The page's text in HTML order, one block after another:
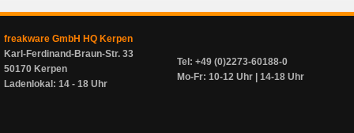
freakware GmbH HQ Kerpen
Karl-Ferdinand-Braun-Str. 33
50170 Kerpen
Ladenlokal: 14 - 18 Uhr
Tel: +49 (0)2273-60188-0
Mo-Fr: 10-12 Uhr | 14-18 Uhr